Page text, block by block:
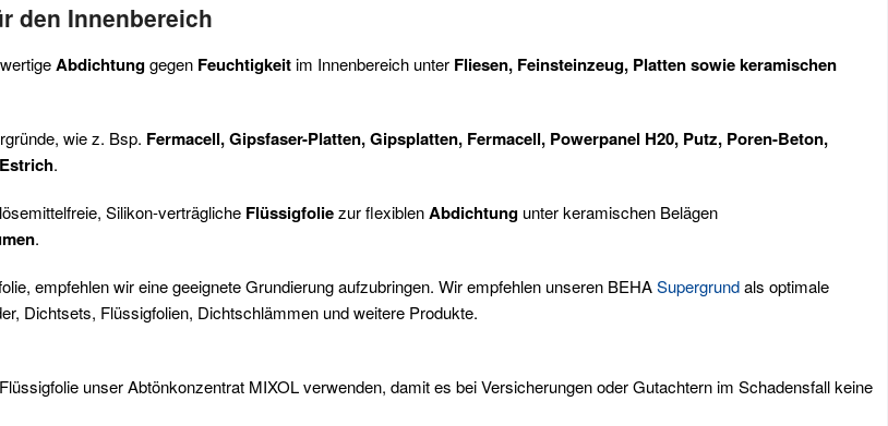
den Innenbereich
Abdichtunggegen Feuchtigkeitim Innenbereich unter Fliesen, Feinsteinzeug, Platten sowie keramischen
wie z. Bsp. Fermacell, Gipsfaser-Platten, Gipsplatten, Fermacell, Powerpanel H20, Putz, Poren-Beton,
Estrich.
Silikon-verträgliche Flüssigfoliezur flexiblenAbdichtung unter keramischen Belägen
.
empfehlen wir eine geeignete Grundierung aufzubringen. Wir empfehlen unseren BEHASupergrundals optimale
Dichtsets, Flüssigfolien, Dichtschlämmen und weitere Produkte.
unser Abtönkonzentrat MIXOL verwenden, damit es bei Versicherungen oder Gutachtern im Schadensfall keine